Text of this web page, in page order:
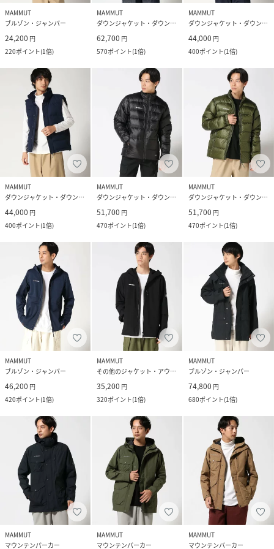
MAMMUT
ブルゾン・ジャンパー
24,200 円
220ポイント(1倍)
MAMMUT
ダウンジャケット・ダウンベスト
62,700 円
570ポイント(1倍)
MAMMUT
ダウンジャケット・ダウンベスト
44,000 円
400ポイント(1倍)
MAMMUT
ダウンジャケット・ダウンベスト
44,000 円
400ポイント(1倍)
MAMMUT
ダウンジャケット・ダウンベスト
51,700 円
470ポイント(1倍)
MAMMUT
ダウンジャケット・ダウンベスト
51,700 円
470ポイント(1倍)
MAMMUT
ブルゾン・ジャンパー
46,200 円
420ポイント(1倍)
MAMMUT
その他のジャケット・アウター
35,200 円
320ポイント(1倍)
MAMMUT
ブルゾン・ジャンパー
74,800 円
680ポイント(1倍)
MAMMUT
マウンテンパーカー
MAMMUT
マウンテンパーカー
MAMMUT
マウンテンパーカー